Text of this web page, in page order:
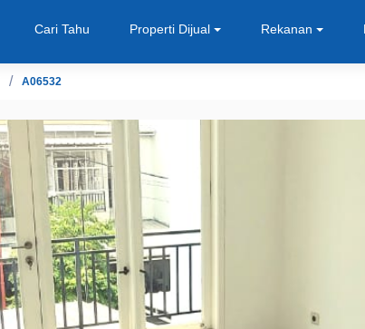
Cari Tahu Properti Dijual Rekanan
A06532